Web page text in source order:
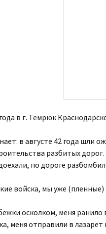
в г. Темрюк
в августе 42 года шли
разбитых
по дороге
войска, мы уже
осколком, меня ранило
меня отправили в лазарет